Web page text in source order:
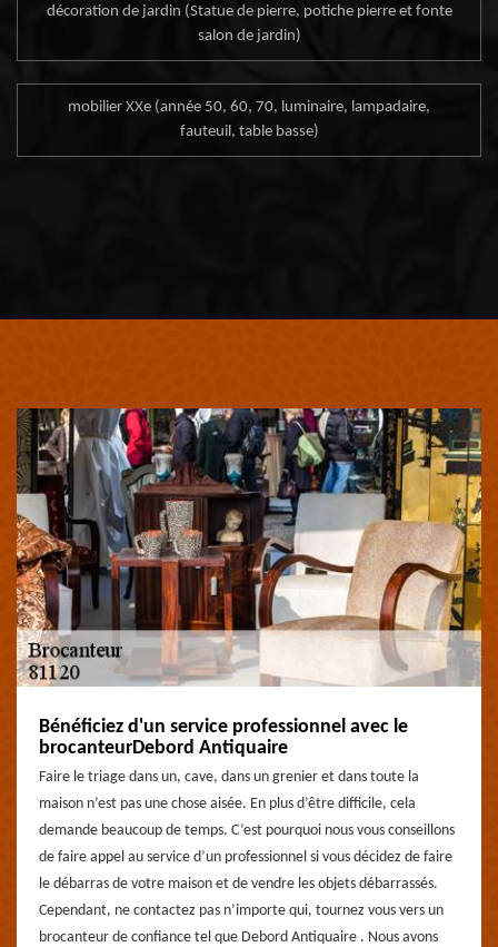
décoration de jardin (Statue de pierre, potiche pierre et fonte
salon de jardin)
mobilier XXe (année 50, 60, 70, luminaire, lampadaire,
fauteuil, table basse)
Bénéficiez d'un service professionnel avec le
brocanteurDebord Antiquaire
Faire le triage dans un, cave, dans un grenier et dans toute la
maison n’est pas une chose aisée. En plus d’être difficile, cela
demande beaucoup de temps. C’est pourquoi nous vous conseillons
de faire appel au service d’un professionnel si vous décidez de faire
le débarras de votre maison et de vendre les objets débarrassés.
Cependant, ne contactez pas n’importe qui, tournez vous vers un
brocanteur de confiance tel que Debord Antiquaire . Nous avons